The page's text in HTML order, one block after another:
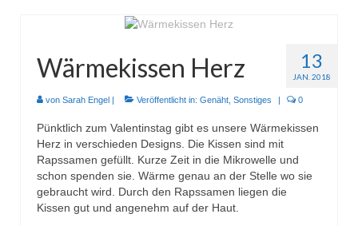
13
JAN. 2018
Wärmekissen Herz
von Sarah Engel Veröffentlicht in: Genäht Sonstiges 0
Pünktlich zum Valentinstag gibt es unsere Wärmekissen
Herz in verschieden Designs. Die Kissen sind mit
Rapssamen gefüllt. Kurze Zeit in die Mikrowelle und
schon spenden sie. Wärme genau an der Stelle wo sie
gebraucht wird. Durch den Rapssamen liegen die
Kissen gut und angenehm auf der Haut.